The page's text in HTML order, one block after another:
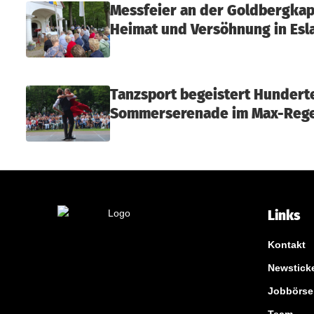
e
Messfeier an der
Heimat und Versöhnung in
Tanzsport begeistert
Sommerserenade im Max-
Links
Kontakt
Jobbörse